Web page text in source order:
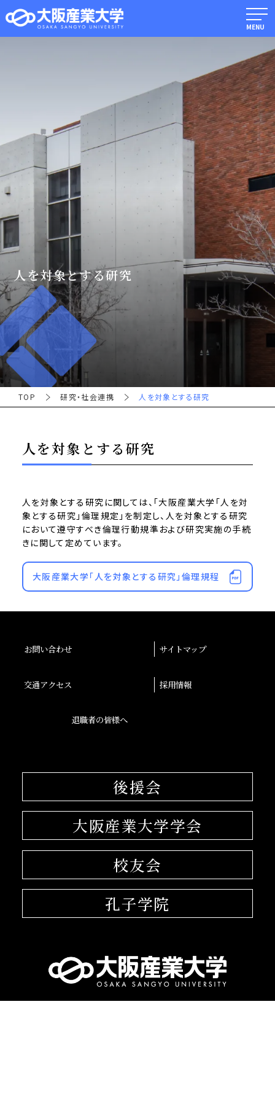
MENU
人を対象とする研究
TOP 研究・社会連携 人を対象とする研究
人を対象とする研究
人を対象とする研究に関しては、「大阪産業大学「人を対
象とする研究」倫理規定」を制定し、人を対象とする研究
において遵守すべき倫理行動規準および研究実施の手続
きに関して定めています。
大阪産業大学「人を対象とする研究」倫理規程
お問い合わせ サイトマップ
交通アクセス 採用情報
退職者の皆様へ
後援会
大阪産業大学学会
校友会
孔子学院
〒574-8530 大阪府大東市中垣内3-1-1